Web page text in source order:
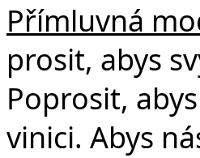
Přímluvná
prosit, abys
Poprosit,
vinici. Abys